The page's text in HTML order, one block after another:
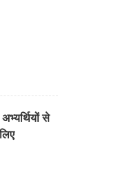
से